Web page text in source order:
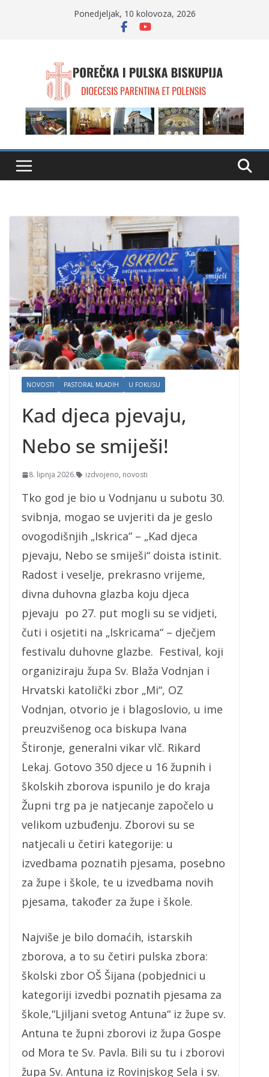
Ponedjeljak, 10 kolovoza, 2026
NOVOSTI PASTORAL MLADIH U FOKUSU
Kad djeca pjevaju,
Nebo se smiješi!
8. lipnja 2026. izdvojeno, novosti
Tko god je bio u Vodnjanu u subotu 30.
svibnja, mogao se uvjeriti da je geslo
ovogodišnjih „Iskrica” – „Kad djeca
pjevaju, Nebo se smiješi“ doista istinit.
Radost i veselje, prekrasno vrijeme,
divna duhovna glazba koju djeca
pjevaju po 27. put mogli su se vidjeti,
čuti i osjetiti na „Iskricama“ – dječjem
festivalu duhovne glazbe. Festival, koji
organiziraju župa Sv. Blaža Vodnjan i
Hrvatski katolički zbor „Mi“, OZ
Vodnjan, otvorio je i blagoslovio, u ime
preuzvišenog oca biskupa Ivana
Štironje, generalni vikar vlč. Rikard
Lekaj. Gotovo 350 djece u 16 župnih i
školskih zborova ispunilo je do kraja
Župni trg pa je natjecanje započelo u
velikom uzbuđenju. Zborovi su se
natjecali u četiri kategorije: u
izvedbama poznatih pjesama, posebno
za župe i škole, te u izvedbama novih
pjesama, također za župe i škole.
Najviše je bilo domaćih, istarskih
zborova, a to su četiri pulska zbora:
školski zbor OŠ Šijana (pobjednici u
kategoriji izvedbi poznatih pjesama za
škole,“Ljiljani svetog Antuna“ iz župe sv.
Antuna te župni zborovi iz župa Gospe
od Mora te Sv. Pavla. Bili su tu i zborovi
župa Sv. Antuna iz Rovinjskog Sela i sv.